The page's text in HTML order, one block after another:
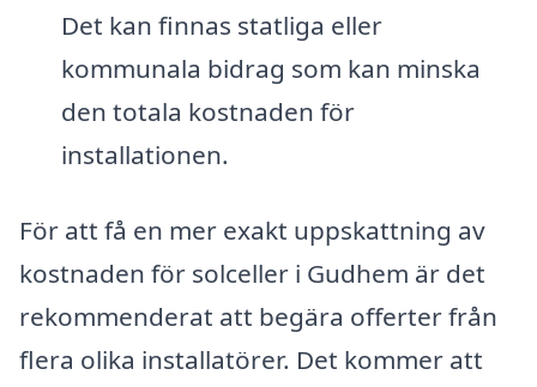
Det kan finnas statliga eller
kommunala bidrag som kan minska
den totala kostnaden för
installationen.
För att få en mer exakt uppskattning av
kostnaden för solceller i Gudhem är det
rekommenderat att begära offerter från
flera olika installatörer. Det kommer att